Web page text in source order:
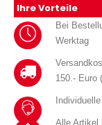
Ihre Vorteile
Bei
Werktag
150.- Euro
Alle Artikel